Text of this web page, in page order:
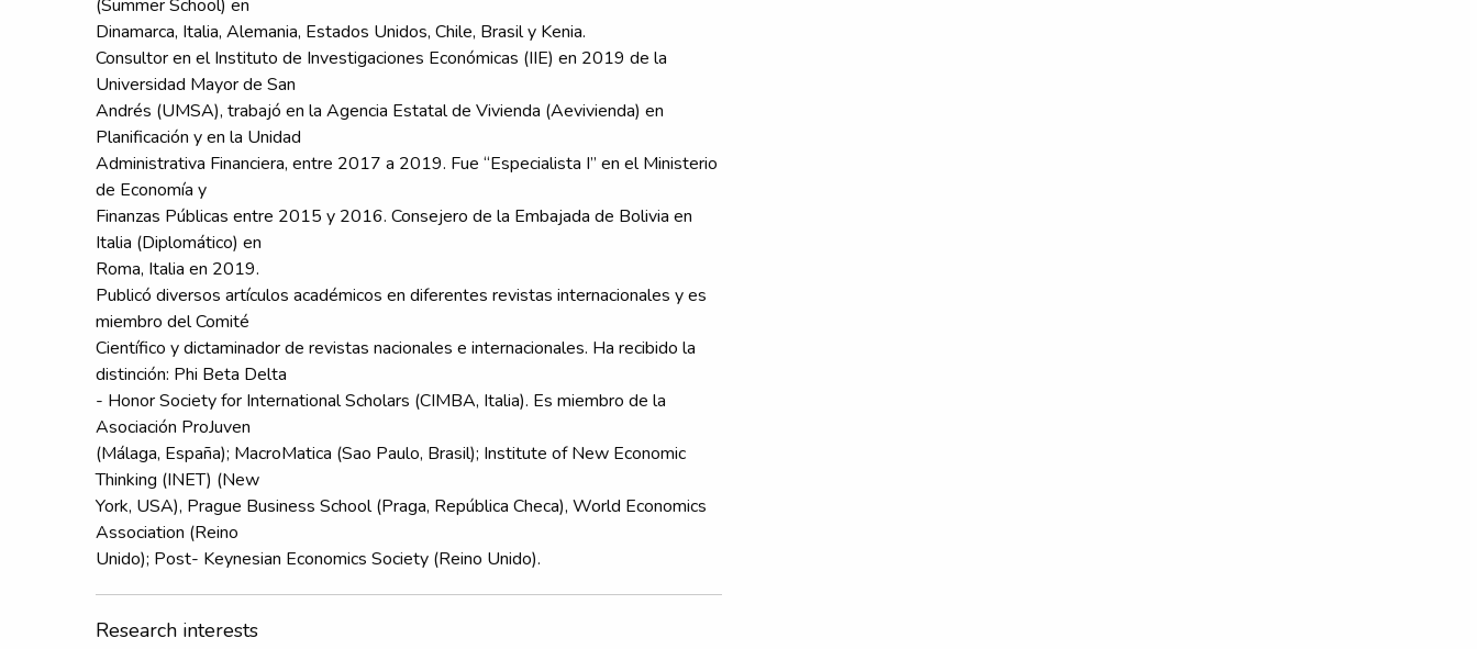
(Summer School) en
Dinamarca, Italia, Alemania, Estados Unidos, Chile, Brasil y Kenia.
Consultor en el Instituto de Investigaciones Económicas (IIE) en 2019 de la
Universidad Mayor de San
Andrés (UMSA), trabajó en la Agencia Estatal de Vivienda (Aevivienda) en
Planificación y en la Unidad
Administrativa Financiera, entre 2017 a 2019. Fue “Especialista I” en el Ministerio
de Economía y
Finanzas Públicas entre 2015 y 2016. Consejero de la Embajada de Bolivia en
Italia (Diplomático) en
Roma, Italia en 2019.
Publicó diversos artículos académicos en diferentes revistas internacionales y es
miembro del Comité
Científico y dictaminador de revistas nacionales e internacionales. Ha recibido la
distinción: Phi Beta Delta
- Honor Society for International Scholars (CIMBA, Italia). Es miembro de la
Asociación ProJuven
(Málaga, España); MacroMatica (Sao Paulo, Brasil); Institute of New Economic
Thinking (INET) (New
York, USA), Prague Business School (Praga, República Checa), World Economics
Association (Reino
Unido); Post- Keynesian Economics Society (Reino Unido).
Research interests